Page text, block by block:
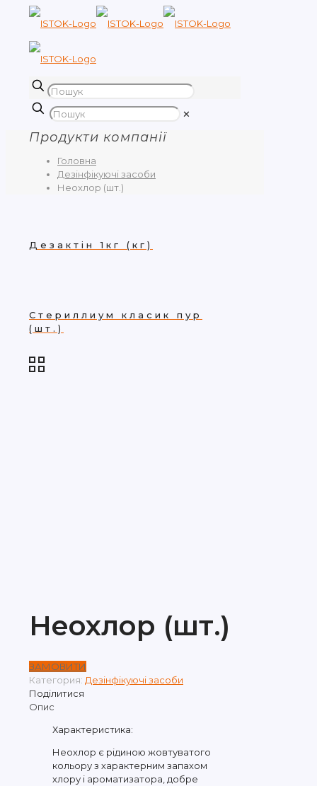
✕
Продукти компанії
Головна
Дезінфікуючі засоби
Неохлор (шт.)
Дезактін 1кг (кг)
Стериллиум класик пур
(шт.)
Неохлор (шт.)
ЗАМОВИТИ
Категория: Дезінфікуючі засоби
Поділитися
Опис
Характеристика:
Неохлор є рідиною жовтуватого
кольору з характерним запахом
хлору і ароматизатора, добре